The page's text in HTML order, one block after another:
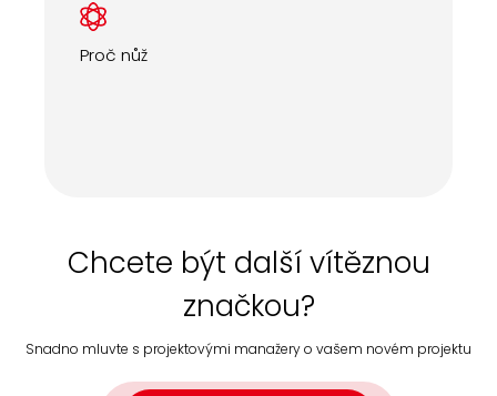
Proč nůž
Chcete být další vítěznou
značkou?
Snadno mluvte s projektovými manažery o vašem novém projektu